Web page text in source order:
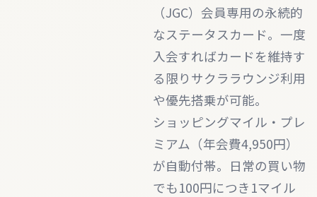
（JGC）会員専用の永続的
なステータスカード。一度
入会すればカードを維持す
る限りサクララウンジ利用
や優先搭乗が可能。
ショッピングマイル・プレ
ミアム（年会費4,950円）
が自動付帯。日常の買い物
でも100円につき1マイル